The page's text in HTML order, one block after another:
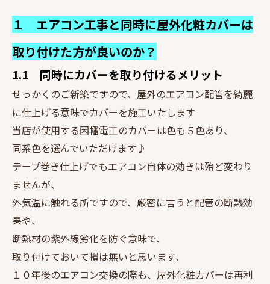
１ エアコン工事と同時に屋外化粧カバーは
取り付けた方が良いのか？
1.1 同時にカバーを取り付けるメリット
せっかくのご新築ですので、屋外のエアコン配管を綺麗
に仕上げる意味でカバーを施工いたします
当店が使用する因幡電工のカバーは色も５色あり、
同系色を選んでいただけます♪
テープ巻き仕上げでもエアコン自体の効きは殆ど変わり
ませんが、
外気温に触れる所ですので、厳密に言うと配管の断熱効
果や、
断熱材の紫外線劣化を防ぐ意味で、
取り付けておいて損は無いと思います、
１０年後のエアコン交換の際も、屋外化粧カバーは再利